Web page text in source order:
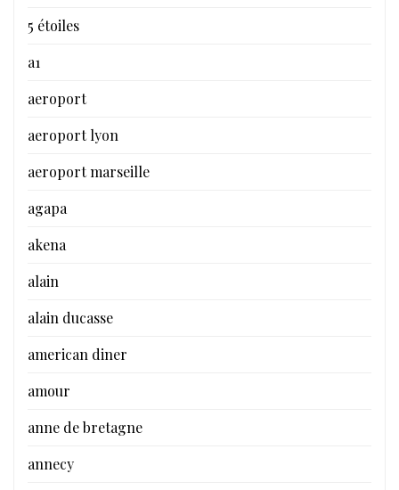
5 étoiles
a1
aeroport
aeroport lyon
aeroport marseille
agapa
akena
alain
alain ducasse
american diner
amour
anne de bretagne
annecy